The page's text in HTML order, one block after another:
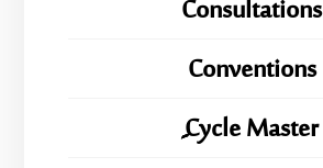
Consultations
Conventions
ِِِCycle Master